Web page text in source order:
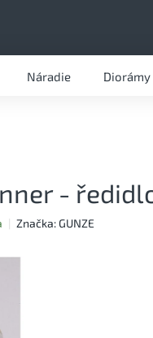
Náradie Diorámy
-
Značka: GUNZE